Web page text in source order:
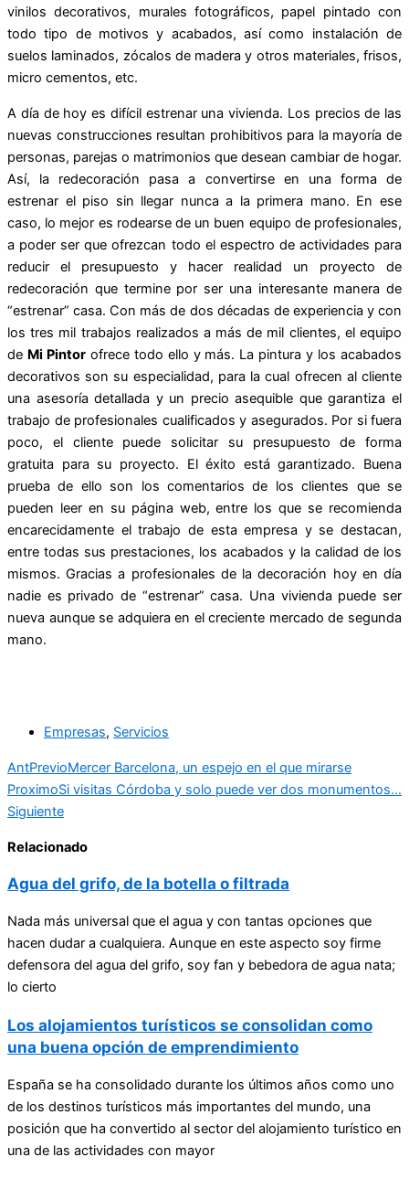
vinilos decorativos, murales fotográficos, papel pintado con
todo tipo de motivos y acabados, así como instalación de
suelos laminados, zócalos de madera y otros materiales, frisos,
micro cementos, etc.
A día de hoy es difícil estrenar una vivienda. Los precios de las
nuevas construcciones resultan prohibitivos para la mayoría de
personas, parejas o matrimonios que desean cambiar de hogar.
Así, la redecoración pasa a convertirse en una forma de
estrenar el piso sin llegar nunca a la primera mano. En ese
caso, lo mejor es rodearse de un buen equipo de profesionales,
a poder ser que ofrezcan todo el espectro de actividades para
reducir el presupuesto y hacer realidad un proyecto de
redecoración que termine por ser una interesante manera de
“estrenar” casa. Con más de dos décadas de experiencia y con
los tres mil trabajos realizados a más de mil clientes, el equipo
de Mi Pintorofrece todo ello y más. La pintura y los acabados
decorativos son su especialidad, para la cual ofrecen al cliente
una asesoría detallada y un precio asequible que garantiza el
trabajo de profesionales cualificados y asegurados. Por si fuera
poco, el cliente puede solicitar su presupuesto de forma
gratuita para su proyecto. El éxito está garantizado. Buena
prueba de ello son los comentarios de los clientes que se
pueden leer en su página web, entre los que se recomienda
encarecidamente el trabajo de esta empresa y se destacan,
entre todas sus prestaciones, los acabados y la calidad de los
mismos. Gracias a profesionales de la decoración hoy en día
nadie es privado de “estrenar” casa. Una vivienda puede ser
nueva aunque se adquiera en el creciente mercado de segunda
mano.
Empresas, Servicios
AntPrevioMercer Barcelona, un espejo en el que mirarse
ProximoSi visitas Córdoba y solo puede ver dos monumentos…
Siguiente
Relacionado
Agua del grifo, de la botella o filtrada
Nada más universal que el agua y con tantas opciones que
hacen dudar a cualquiera. Aunque en este aspecto soy firme
defensora del agua del grifo, soy fan y bebedora de agua nata;
lo cierto
Los alojamientos turísticos se consolidan como
una buena opción de emprendimiento
España se ha consolidado durante los últimos años como uno
de los destinos turísticos más importantes del mundo, una
posición que ha convertido al sector del alojamiento turístico en
una de las actividades con mayor